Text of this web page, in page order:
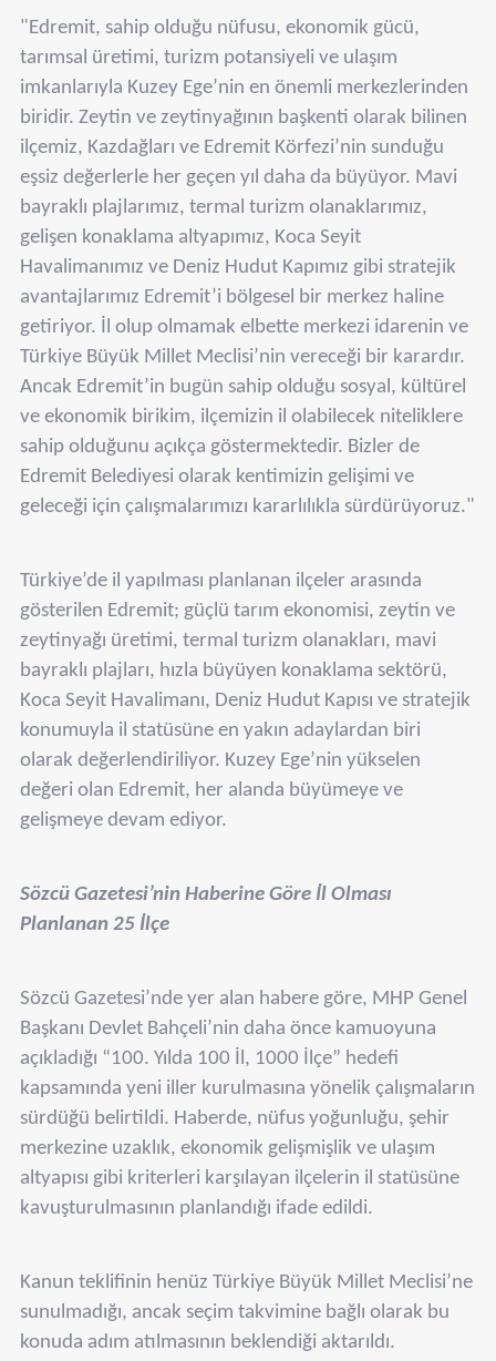
"Edremit, sahip olduğu nüfusu, ekonomik gücü,
tarımsal üretimi, turizm potansiyeli ve ulaşım
imkanlarıyla Kuzey Ege’nin en önemli merkezlerinden
biridir. Zeytin ve zeytinyağının başkenti olarak bilinen
ilçemiz, Kazdağları ve Edremit Körfezi’nin sunduğu
eşsiz değerlerle her geçen yıl daha da büyüyor. Mavi
bayraklı plajlarımız, termal turizm olanaklarımız,
gelişen konaklama altyapımız, Koca Seyit
Havalimanımız ve Deniz Hudut Kapımız gibi stratejik
avantajlarımız Edremit’i bölgesel bir merkez haline
getiriyor. İl olup olmamak elbette merkezi idarenin ve
Türkiye Büyük Millet Meclisi’nin vereceği bir karardır.
Ancak Edremit’in bugün sahip olduğu sosyal, kültürel
ve ekonomik birikim, ilçemizin il olabilecek niteliklere
sahip olduğunu açıkça göstermektedir. Bizler de
Edremit Belediyesi olarak kentimizin gelişimi ve
geleceği için çalışmalarımızı kararlılıkla sürdürüyoruz."
Türkiye’de il yapılması planlanan ilçeler arasında
gösterilen Edremit; güçlü tarım ekonomisi, zeytin ve
zeytinyağı üretimi, termal turizm olanakları, mavi
bayraklı plajları, hızla büyüyen konaklama sektörü,
Koca Seyit Havalimanı, Deniz Hudut Kapısı ve stratejik
konumuyla il statüsüne en yakın adaylardan biri
olarak değerlendiriliyor. Kuzey Ege’nin yükselen
değeri olan Edremit, her alanda büyümeye ve
gelişmeye devam ediyor.
Sözcü Gazetesi’nin Haberine Göre İl Olması
Planlanan 25 İlçe
Sözcü Gazetesi’nde yer alan habere göre, MHP Genel
Başkanı Devlet Bahçeli’nin daha önce kamuoyuna
açıkladığı “100. Yılda 100 İl, 1000 İlçe” hedefi
kapsamında yeni iller kurulmasına yönelik çalışmaların
sürdüğü belirtildi. Haberde, nüfus yoğunluğu, şehir
merkezine uzaklık, ekonomik gelişmişlik ve ulaşım
altyapısı gibi kriterleri karşılayan ilçelerin il statüsüne
kavuşturulmasının planlandığı ifade edildi.
Kanun teklifinin henüz Türkiye Büyük Millet Meclisi’ne
sunulmadığı, ancak seçim takvimine bağlı olarak bu
konuda adım atılmasının beklendiği aktarıldı.